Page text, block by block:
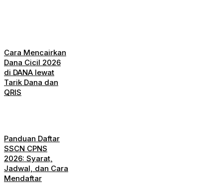
Cara Mencairkan
Dana Cicil 2026
di DANA lewat
Tarik Dana dan
QRIS
Panduan Daftar
SSCN CPNS
2026: Syarat,
Jadwal, dan Cara
Mendaftar